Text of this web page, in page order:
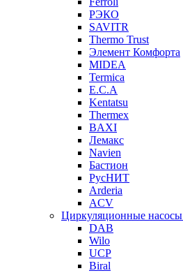
РЭКО
SAVITR
Thermo Trust
Элемент Комфорта
MIDEA
Termica
E.C.A
Kentatsu
Thermex
BAXI
Лемакс
Navien
Бастион
РусНИТ
Arderia
ACV
Циркуляционные насосы
DAB
Wilo
UCP
Biral